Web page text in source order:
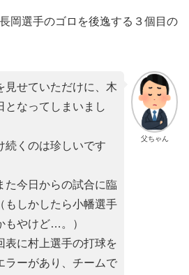
岡選手のゴロを後逸する３個目の
父ちゃん
見せていただけに、木
となってしまいまし
続くのは珍しいです
た今日からの試合に臨
もしかしたら小幡選手
もやけど…。）
表に村上選手の打球を
ラーがあり、チームで